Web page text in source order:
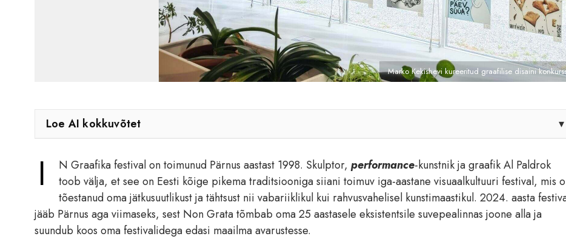
Marko Kekishevi kureeritud graafilise disaini
Loe AI kokkuvõtet ▾
I N Graafika festival on toimunud Pärnus aastast 1998. Skulptor, performance-kunstnik ja graafik Al Paldrok
toob välja, et see on Eesti kõige pikema traditsiooniga siiani toimuv iga-aastane visuaalkultuuri festival, mis
tõestanud oma jätkusuutlikust ja tähtsust nii vabariiklikul kui rahvusvahelisel kunstimaastikul. 2024. aasta
jääb Pärnus aga viimaseks, sest Non Grata tõmbab oma 25 aastasele eksistentsile suvepealinnas joone alla ja
suundub koos oma festivalidega edasi maailma avarustesse.